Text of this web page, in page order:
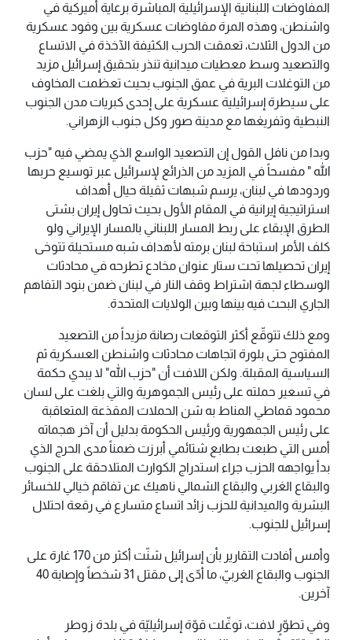
المفاوضات اللبنانية الإسرائيلية المباشرة برعاية أميركية في
واشنطن، وهذه المرة مفاوضات عسكرية بين وفود عسكرية
من الدول الثلاث، تعمقت الحرب الكثيفة الآخذة في الاتساع
والتصعيد وسط معطيات ميدانية تنذر بتحقيق إسرائيل مزيد
من التوغلات البرية في عمق الجنوب بحيث تعظمت المخاوف
على سيطرة إسرائيلية عسكرية على إحدى كبريات مدن الجنوب
النبطية وتفريغها مع مدينة صور وكل جنوب الزهراني.
وبدا من نافل القول إن التصعيد الواسع الذي يمضي فيه "حزب
الله " مفسحاً في المزيد من الذرائع لإسرائيل عبر توسيع حربها
وردودها في لبنان، يرسم شبهات ثقيلة حيال أهداف
استراتيجية إيرانية في المقام الأول بحيث تحاول إيران بشتى
الطرق الإبقاء على ربط المسار اللبناني بالمسار الإيراني ولو
كلف الأمر استباحة لبنان برمته لأهداف شبه مستحيلة تتوخى
إيران تحصيلها تحت ستار عنوان مخادع تطرحه في محادثات
الوسطاء لجهة اشتراط وقف النار في لبنان ضمن بنود التفاهم
الجاري البحث فيه بينها وبين الولايات المتحدة.
ومع ذلك تتوقّع أكثر التوقعات رصانة مزيداً من التصعيد
المفتوح حتى بلورة اتجاهات محادثات واشنطن العسكرية ثم
السياسية المقبلة. ولكن اللافت أن "حزب الله" لا يبدي حكمة
في تسعير حملته على رئيس الجموهرية والتي بلغت على لسان
محمود قماطي المناط به شن الحملات المقذعة المتعاقبة
على رئيس الجمهورية ورئيس الحكومة بدليل أن آخر هجماته
أمس التي طبعت بطابع شتائمي أبرزت ضمناً مدى الحرج الذي
بدأ يواجهه الحزب جراء استدراج الكوارث المتلاحقة على الجنوب
والبقاع الغربي والبقاع الشمالي ناهيك عن تفاقم خيالي للخسائر
البشرية والميدانية للحزب زائد اتساع متسارع في رقعة احتلال
إسرائيل للجنوب.
وأمس أفادت التقارير بأن إسرائيل شنّت أكثر من 170 غارة على
الجنوب والبقاع الغربيّ، ما أدّى إلى مقتل 31 شخصاً وإصابة 40
آخرين.
وفي تطوّرٍ لافت، توغّلت قوّة إسرائيليّة في بلدة زوطر